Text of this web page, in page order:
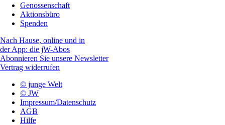
Genossenschaft
Aktionsbüro
Spenden
Nach Hause, online und in
der App: die jW-Abos
Abonnieren Sie unsere Newsletter
Vertrag widerrufen
© junge Welt
© JW
Impressum/Datenschutz
AGB
Hilfe